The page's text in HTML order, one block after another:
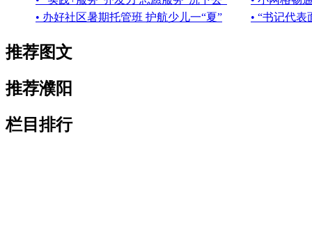
• 办好社区暑期托管班 护航少儿一“夏”
• “书记代
推荐图文
推荐濮阳
栏目排行